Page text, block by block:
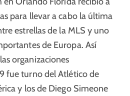
para llevar a cabo la última
estrellas de la MLS y uno
de Europa. Así
organizaciones
fue turno del Atlético de
y los de Diego Simeone